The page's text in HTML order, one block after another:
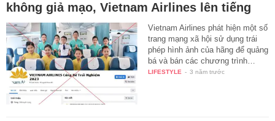
không giả mạo, Vietnam Airlines lên tiếng
Vietnam Airlines phát hiện một số
trang mạng xã hội sử dụng trái
phép hình ảnh của hãng để quảng
bá và bán các chương trình…
LIFESTYLE - 3 năm trước